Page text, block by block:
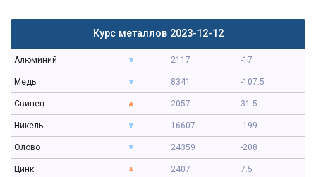
Курс металлов 2023-12-12
Алюминий 2117 -17
Медь 8341 -107.5
Свинец 2057 31.5
Никель 16607 -199
Олово 24359 -208
Цинк 2407 7.5